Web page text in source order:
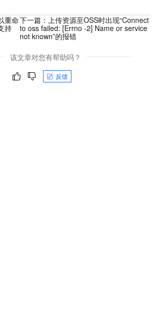
重命
持
下一篇： 上传资源至OSS时出现“Connect
to oss failed: [Errno -2] Name or service
not known”的报错
该文章对您有帮助吗？
反馈